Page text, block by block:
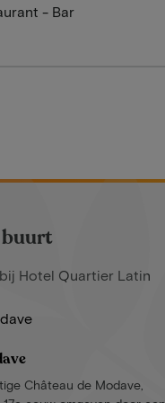
- Bar
Hotel Quartier Latin
Château de Modave,